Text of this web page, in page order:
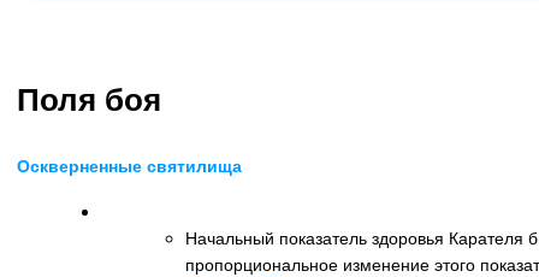
Поля боя
Оскверненные святилища
Начальный показатель здоровья Карателя
пропорциональное изменение этого